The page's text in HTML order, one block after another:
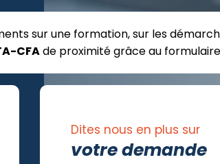
sur une formation, sur les
CFAde proximité grâce au
Dites nous en plus sur
votre demande